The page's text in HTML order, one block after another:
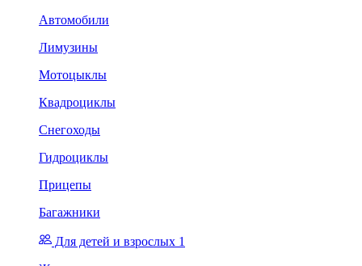
Автомобили
Лимузины
Мотоцыклы
Квадроциклы
Снегоходы
Гидроциклы
Прицепы
Багажники
Для детей и взрослых 1